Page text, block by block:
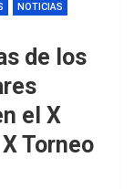
NOTICIAS
de los
el X
Torneo